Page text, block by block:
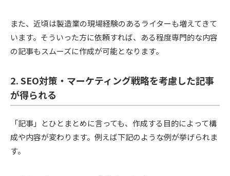
また、近頃は製造業の現場経験のあるライターも増えてきて
います。そういった方に依頼すれば、ある程度専門的な内容
の記事もスムーズに作成が可能となります。
2. SEO対策・マーケティング戦略を考慮した記事
が得られる
「記事」とひとまとめに言っても、作成する目的によって構
成や内容が変わります。例えば下記のような例が挙げられま
す。